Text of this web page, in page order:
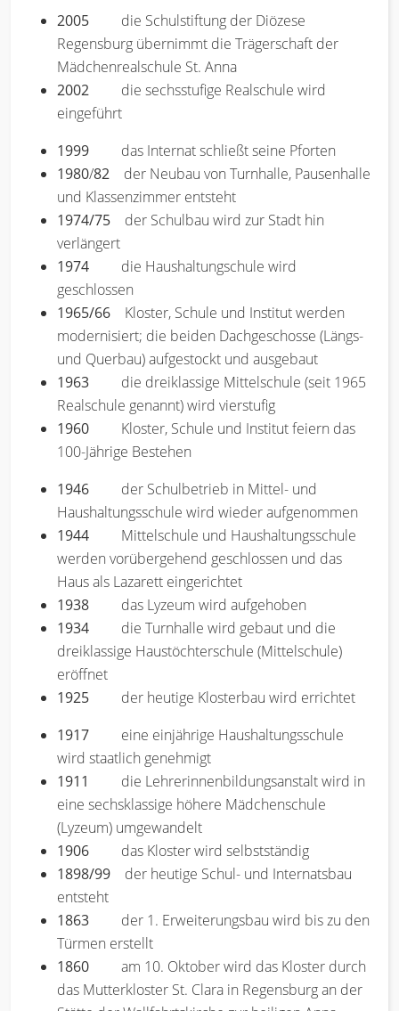
2005 die Schulstiftung der Diözese
Regensburg übernimmt die Trägerschaft der
Mädchenrealschule St. Anna
2002 die sechsstufige Realschule wird
eingeführt
1999 das Internat schließt seine Pforten
1980/82 der Neubau von Turnhalle, Pausenhalle
und Klassenzimmer entsteht
1974/75 der Schulbau wird zur Stadt hin
verlängert
1974 die Haushaltungschule wird
geschlossen
1965/66 Kloster, Schule und Institut werden
modernisiert; die beiden Dachgeschosse (Längs-
und Querbau) aufgestockt und ausgebaut
1963 die dreiklassige Mittelschule (seit 1965
Realschule genannt) wird vierstufig
1960 Kloster, Schule und Institut feiern das
100-Jährige Bestehen
1946 der Schulbetrieb in Mittel- und
Haushaltungsschule wird wieder aufgenommen
1944 Mittelschule und Haushaltungsschule
werden vorübergehend geschlossen und das
Haus als Lazarett eingerichtet
1938 das Lyzeum wird aufgehoben
1934 die Turnhalle wird gebaut und die
dreiklassige Haustöchterschule (Mittelschule)
eröffnet
1925 der heutige Klosterbau wird errichtet
1917 eine einjährige Haushaltungsschule
wird staatlich genehmigt
1911 die Lehrerinnenbildungsanstalt wird in
eine sechsklassige höhere Mädchenschule
(Lyzeum) umgewandelt
1906 das Kloster wird selbstständig
1898/99 der heutige Schul- und Internatsbau
entsteht
1863 der 1. Erweiterungsbau wird bis zu den
Türmen erstellt
1860
am 10. Oktober wird das Kloster durch
das Mutterkloster St. Clara in Regensburg an der